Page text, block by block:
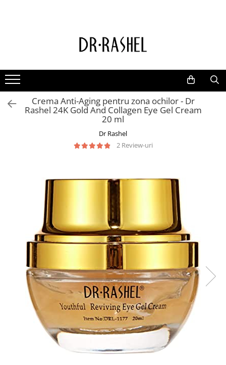
Lotiuni tonice
Creme de zi
Creme de noapte
Colagen
Vitamina c
Retinol Crema Anti-Aging pentru zona ochilor - Dr
Rashel 24K Gold And Collagen Eye Gel Cream
20 ml
Dr Rashel
2 Review-uri